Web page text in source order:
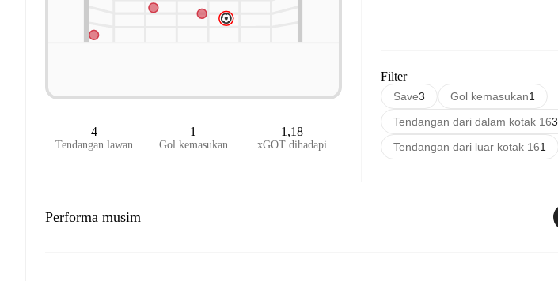
4
Tendangan lawan
1
Gol kemasukan
1,18
xGOT dihadapi
Filter
Save3 Gol kemasukan1
Tendangan dari dalam kotak 163
Tendangan dari luar kotak 161
Performa musim